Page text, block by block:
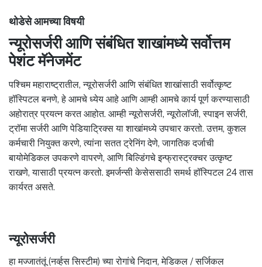
थोडेसे आमच्या विषयी
न्यूरोसर्जरी आणि संबंधित शाखांमध्ये सर्वोत्तम
पेशंट मॅनेजमेंट
पश्चिम महाराष्ट्रातील, न्यूरोसर्जरी आणि संबंधित शाखांसाठी सर्वोत्कृष्ट
हॉस्पिटल बनणे, हे आमचे ध्येय आहे आणि आम्ही आमचे कार्य पूर्ण करण्यासाठी
अहोरात्र प्रयत्न करत आहोत. आम्ही न्यूरोसर्जरी, न्यूरोलॉजी, स्पाइन सर्जरी,
ट्रॉमा सर्जरी आणि पेडियाट्रिक्स या शाखांमध्ये उपचार करतो. उत्तम, कुशल
कर्मचारी नियुक्त करणे, त्यांना सतत ट्रेनिंग देणे, जागतिक दर्जाची
बायोमेडिकल उपकरणे वापरणे, आणि बिल्डिंगचे इन्फ्रास्ट्रक्चर उत्कृष्ट
राखणे, यासाठी प्रयत्न करतो. इमर्जन्सी केसेससाठी समर्थ हॉस्पिटल 24 तास
कार्यरत असते.
न्यूरोसर्जरी
हा मज्जातंतूं (नर्व्हस सिस्टीम) च्या रोगांचे निदान, मेडिकल / सर्जिकल